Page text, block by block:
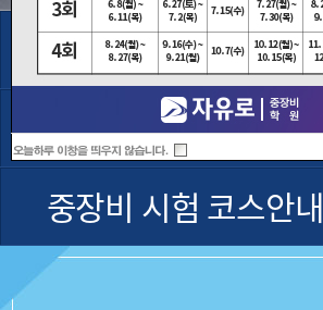
셔틀버스운행
굴착기 운전기능사
중장비 시험 코스안내